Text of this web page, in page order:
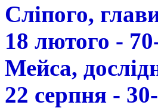
Сліпого,
18 лютого -
Мейса,
22 серпня -